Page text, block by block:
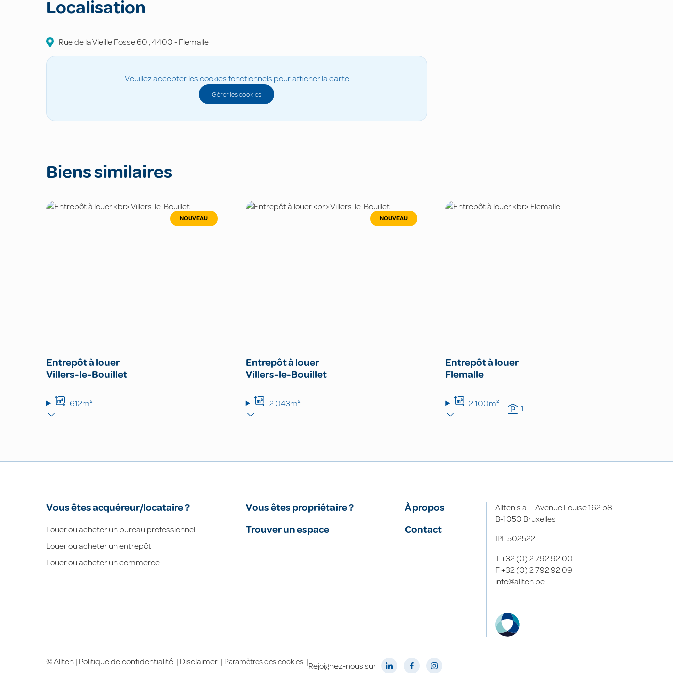
Localisation
Rue de la Vieille Fosse60 ,4400-Flemalle
Veuillez accepter les cookies fonctionnels pour afficher la carte
Gérer les cookies
Biens similaires
NOUVEAU
Entrepôt à louer
Villers-le-Bouillet
612m²
NOUVEAU
Entrepôt à louer
Villers-le-Bouillet
2.043m²
Entrepôt à louer
Flemalle
2.100m² 1
Vous êtes acquéreur/locataire ?
Louer ou acheter un bureau professionnel
Louer ou acheter un entrepôt
Louer ou acheter un commerce
Vous êtes propriétaire ?
Trouver un espace
À propos
Contact
Allten s.a. – Avenue Louise 162 b8
B-1050 Bruxelles
IPI: 502522
T+32 (0) 2 792 92 00
F+32 (0) 2 792 92 09
info@allten.be
© Allten | Politique de confidentialité | Disclaimer | Paramètres des cookies |Rejoignez-nous sur